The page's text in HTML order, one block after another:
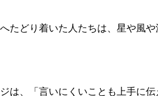
たどり着いた人たちは、星や風
は、「言いにくいことも上手に伝